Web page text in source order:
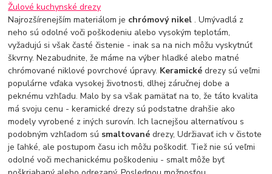
Žulové kuchynské drezy
Najrozšírenejším materiálom je chrómový nikel . Umývadlá z
neho sú odolné voči poškodeniu alebo vysokým teplotám,
vyžadujú si však časté čistenie - inak sa na nich môžu vyskytnúť
škvrny. Nezabudnite, že máme na výber hladké alebo matné
chrómované niklové povrchové úpravy. Keramické drezy sú veľmi
populárne vďaka vysokej životnosti, dlhej záručnej dobe a
peknému vzhľadu. Malo by sa však pamätať na to, že táto kvalita
má svoju cenu - keramické drezy sú podstatne drahšie ako
modely vyrobené z iných surovín. Ich lacnejšou alternatívou s
podobným vzhľadom sú smaltované drezy, Udržiavať ich v čistote
je ľahké, ale postupom času ich môžu poškodiť. Tiež nie sú veľmi
odolné voči mechanickému poškodeniu - smalt môže byť